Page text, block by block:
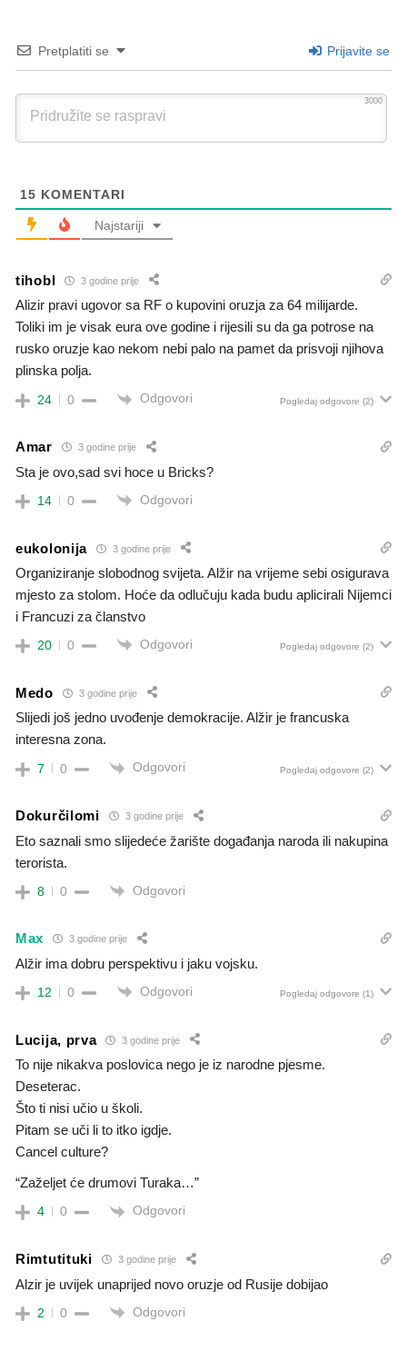
Pretplatiti se Prijavite se
3000
15 KOMENTARI
Najstariji
tihobl 3 godine prije
Alizir pravi ugovor sa RF o kupovini oruzja za 64 milijarde.
Toliki im je visak eura ove godine i rijesili su da ga potrose na
rusko oruzje kao nekom nebi palo na pamet da prisvoji njihova
plinska polja.
24 0 Odgovori Pogledaj odgovore (2)
Amar 3 godine prije
Sta je ovo,sad svi hoce u Bricks?
14 0 Odgovori
eukolonija 3 godine prije
Organiziranje slobodnog svijeta. Alžir na vrijeme sebi osigurava
mjesto za stolom. Hoće da odlučuju kada budu aplicirali Nijemci
i Francuzi za članstvo
20 0 Odgovori Pogledaj odgovore (2)
Medo 3 godine prije
Slijedi još jedno uvođenje demokracije. Alžir je francuska
interesna zona.
7 0 Odgovori Pogledaj odgovore (2)
Dokurčilomi 3 godine prije
Eto saznali smo slijedeće žarište događanja naroda ili nakupina
terorista.
8 0 Odgovori
Max 3 godine prije
Alžir ima dobru perspektivu i jaku vojsku.
12 0 Odgovori Pogledaj odgovore (1)
Lucija, prva 3 godine prije
To nije nikakva poslovica nego je iz narodne pjesme.
Deseterac.
Što ti nisi učio u školi.
Pitam se uči li to itko igdje.
Cancel culture?
“Zaželjet će drumovi Turaka…”
4 0 Odgovori
Rimtutituki 3 godine prije
Alzir je uvijek unaprijed novo oruzje od Rusije dobijao
2 0 Odgovori